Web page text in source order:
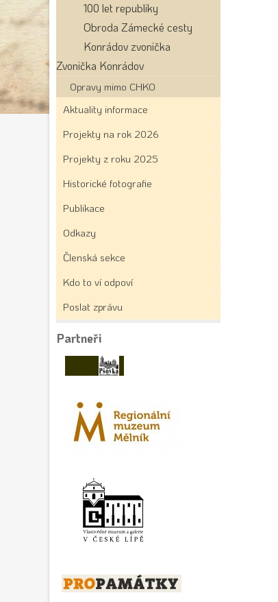
100 let republiky
Obroda Zámecké cesty
Konrádov zvonička
Zvonička Konrádov
Opravy mimo CHKO
Aktuality informace
Projekty na rok 2026
Projekty z roku 2025
Historické fotografie
Publikace
Odkazy
Členská sekce
Kdo to ví odpoví
Poslat zprávu
Partneři